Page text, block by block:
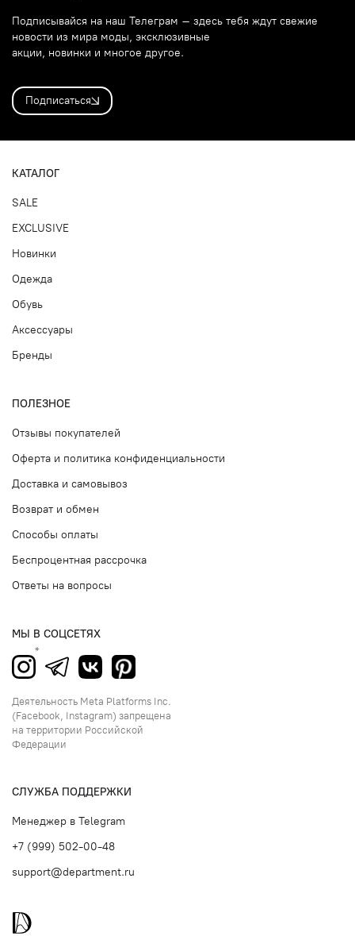
Подписывайся на наш Телеграм – здесь тебя ждут свежие
новости из мира моды, эксклюзивные
акции, новинки и многое другое.
Подписаться
КАТАЛОГ
SALE
EXCLUSIVE
Новинки
Одежда
Обувь
Аксессуары
Бренды
ПОЛЕЗНОЕ
Отзывы покупателей
Оферта и политика конфиденциальности
Доставка и самовывоз
Возврат и обмен
Способы оплаты
Беспроцентная рассрочка
Ответы на вопросы
МЫ В СОЦСЕТЯХ
Деятельность Meta Platforms Inc.
(Facebook, Instagram) запрещена
на территории Российской
Федерации
СЛУЖБА ПОДДЕРЖКИ
Менеджер в Telegram
+7 (999) 502-00-48
support@department.ru